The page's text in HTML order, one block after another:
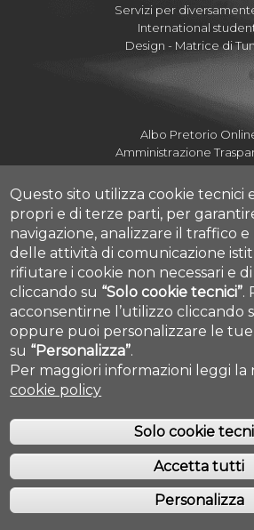
Servizi per
International
Design - Matrice di
Albo Pretorio
Amministrazione
Mettiamoci la
Fatturazione elettronica
Fatturazione elettronica
Dove siamo
Numeri utili
Mappa Campus
HelpDesk Informatico
Help Desk Studenti
Tirocini e
Cookie settings
COPYRIGHT © 2019. ALL RIGHTS RESERVED
GABRIELE D'ANNUNZIO -
Questo sito utilizza cookie tecnici
propri e di terze parti, per
navigazione, analizzare il traffico
delle attività di comunicazione
rifiutare i cookie non necessari e
cliccando su “Solo cookie tecnici”.
acconsentirne l’utilizzo cliccando
oppure puoi personalizzare le
su “Personalizza”.
Per maggiori informazioni leggi la
cookie policy
Solo cookie
Accetta tutti
Personalizza